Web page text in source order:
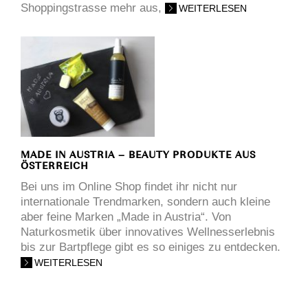
Shoppingstrasse mehr aus,
WEITERLESEN
MADE IN AUSTRIA – BEAUTY PRODUKTE AUS
ÖSTERREICH
Bei uns im Online Shop findet ihr nicht nur
internationale Trendmarken, sondern auch kleine
aber feine Marken „Made in Austria“. Von
Naturkosmetik über innovatives Wellnesserlebnis
bis zur Bartpflege gibt es so einiges zu entdecken.
WEITERLESEN